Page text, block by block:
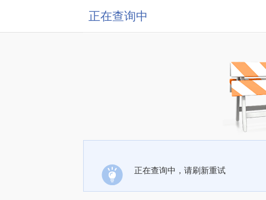
正在查询中
正在查询中，请刷新重试